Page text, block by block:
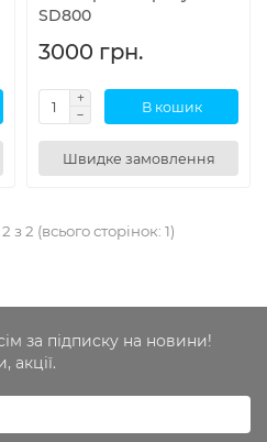
SD800
3000 грн.
В кошик
Швидке замовлення
з 2 (всього сторінок: 1)
за підписку на новини!
акції.